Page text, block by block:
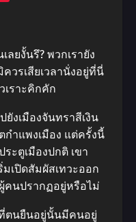
ลยงั้นรึ? พวกเรายัง
วรเสียเวลานั่งอยู่ที่นี่
เราะคิกคัก
ยังเมืองจันทราสีเงิน
กําแพงเมือง แต่ครั้งนี้
ะตูเมืองปกติ เขา
มเปิดสัมผัสเทวะออก
คนปรากฏอยู่หรือไม่
ตนยืนอยู่นั้นมีคนอยู่